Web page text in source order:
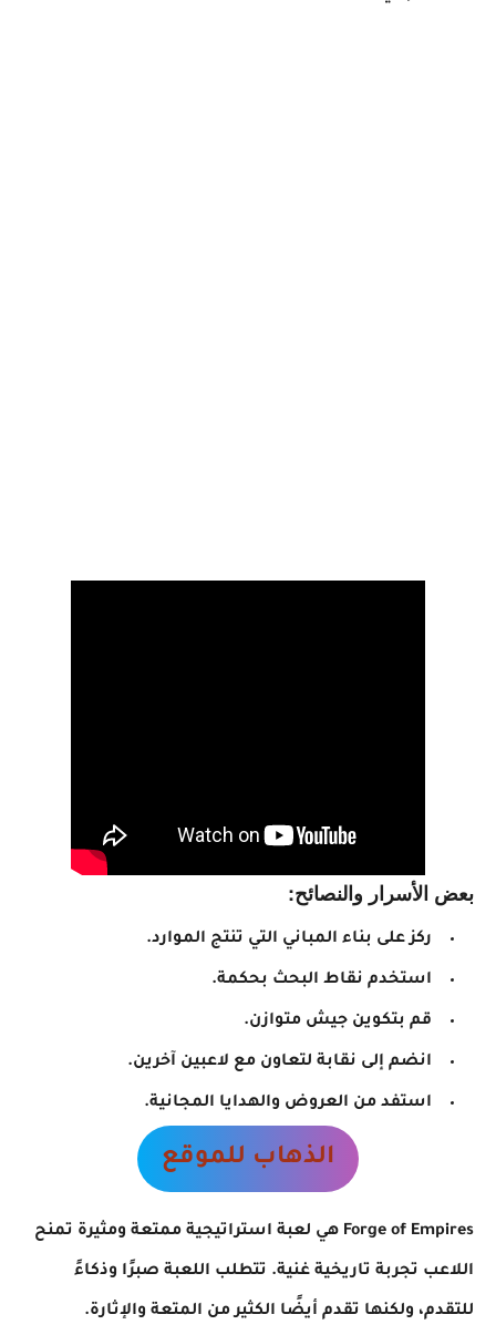
بعض الأسرار والنصائح:
ركز على بناء المباني التي تنتج الموارد.
استخدم نقاط البحث بحكمة.
قم بتكوين جيش متوازن.
انضم إلى نقابة لتعاون مع لاعبين آخرين.
استفد من العروض والهدايا المجانية.
الذهاب للموقع
Forge of Empires هي لعبة استراتيجية ممتعة ومثيرة تمنح
اللاعب تجربة تاريخية غنية. تتطلب اللعبة صبرًا وذكاءً
للتقدم، ولكنها تقدم أيضًا الكثير من المتعة والإثارة.